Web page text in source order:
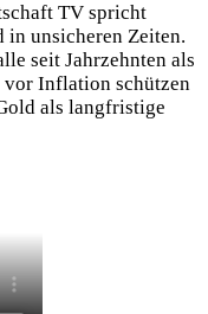
TV spricht
unsicheren Zeiten.
seit Jahrzehnten als
vor Inflation schützen
als langfristige